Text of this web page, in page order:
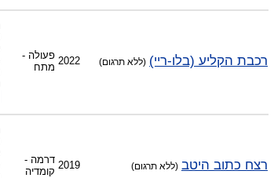
רכבת הקליע (בלו-ריי) (ללא תרגום) 2022 פעולה -
מתח
רצח כתוב היטב (ללא תרגום) 2019 דרמה -
קומדיה